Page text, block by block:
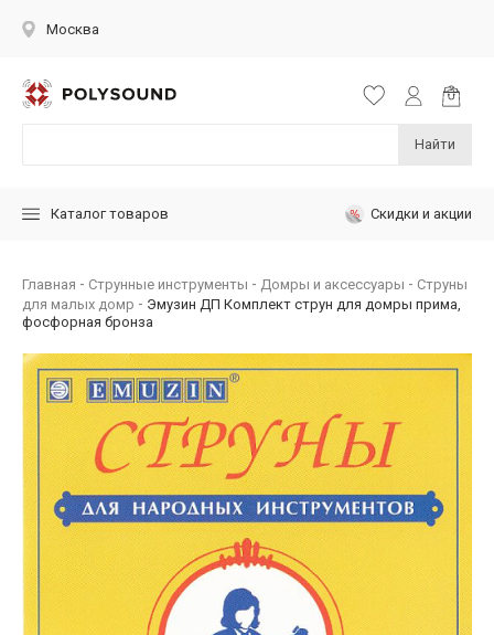
Москва
Найти
Каталог товаров Скидки и акции
Главная Струнные инструменты Домры и аксессуары
Струны
для малых домр
Эмузин ДП Комплект струн для домры прима,
фосфорная бронза